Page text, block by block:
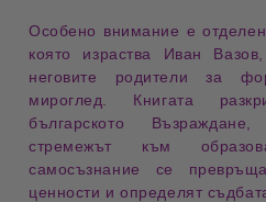
Особено внимание е
която израства Иван
неговите родители за
мироглед. Книгата
българското Възраждане ,
стремежът към
самосъзнание се
ценности и определят